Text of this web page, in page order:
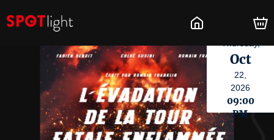
Oct
22,
2026
09:00
PM